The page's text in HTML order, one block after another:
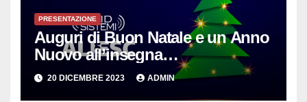
PRESENTAZIONE
Auguri di Buon Natale e un Anno
Nuovo all’insegna
dell’Innovazione per le PMI
20 DICEMBRE 2023 ADMIN